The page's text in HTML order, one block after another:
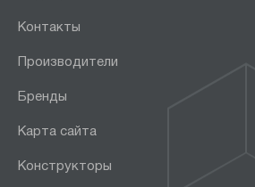
Контакты
Производители
Бренды
Карта сайта
Конструкторы